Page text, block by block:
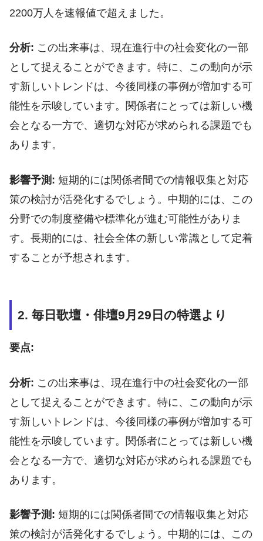
2200万人を速報値で超えました。
分析: この出来事は、現在進行中の社会変化の一部
として捉えることができます。特に、この動向が示
す新しいトレンドは、今後同様の事例が増加する可
能性を示唆しています。関係者にとっては新しい機
会となる一方で、適切な対応が求められる課題でも
あります。
影響予測: 短期的には関係者間での情報収集と対応
策の検討が活発化するでしょう。中期的には、この
分野での制度整備や標準化が進む可能性がありま
す。長期的には、社会全体の新しい常識として定着
することが予想されます。
2. 毎日歌壇・俳壇9月29日の特選より
要点:
分析: この出来事は、現在進行中の社会変化の一部
として捉えることができます。特に、この動向が示
す新しいトレンドは、今後同様の事例が増加する可
能性を示唆しています。関係者にとっては新しい機
会となる一方で、適切な対応が求められる課題でも
あります。
影響予測: 短期的には関係者間での情報収集と対応
策の検討が活発化するでしょう。中期的には、この